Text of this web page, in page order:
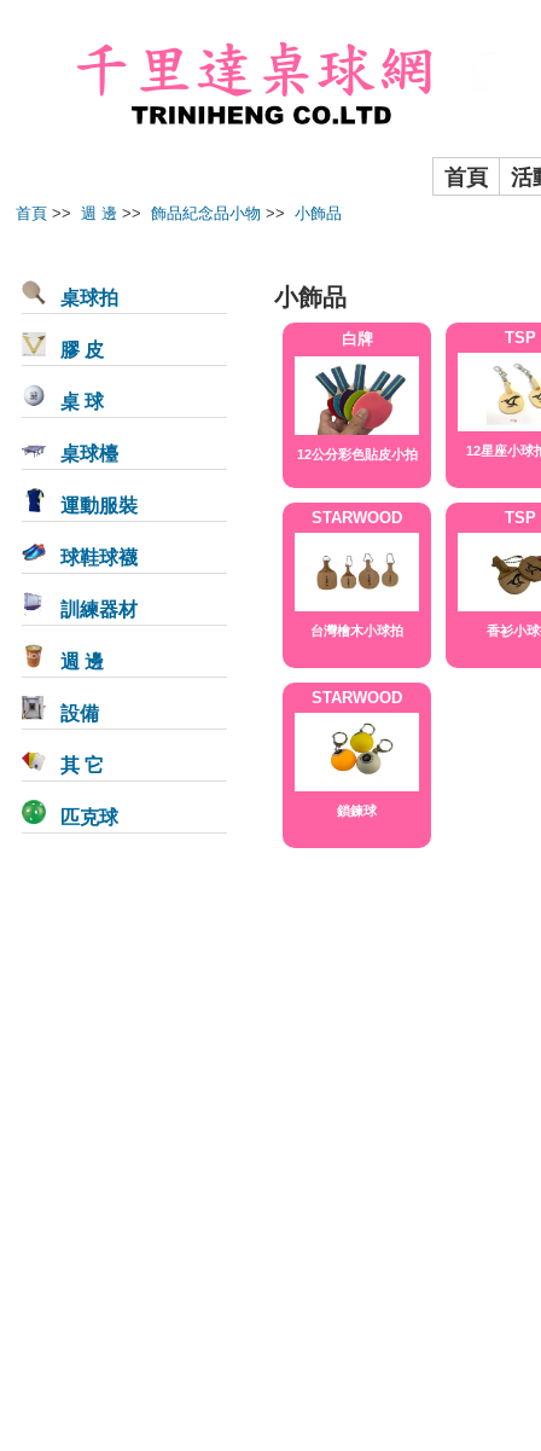
首頁 活
首頁 >> 週 邊 >> 飾品紀念品小物 >> 小飾品
桌球拍
膠 皮
桌 球
桌球檯
運動服裝
球鞋球襪
訓練器材
週 邊
設備
其 它
匹克球
小飾品
白牌
12公分彩色貼皮小拍
TSP
12星座小球
STARWOOD
台灣檜木小球拍
TSP
香衫小
STARWOOD
鎖鍊球